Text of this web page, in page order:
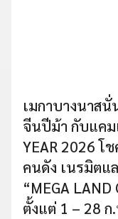
เมกาบางนาส
จีนปีม้า กับแคม
YEAR 2026 โ
คนดัง เนรมิตแ
“MEGA LAND
ตั้งแต่ 1 – 28 ก